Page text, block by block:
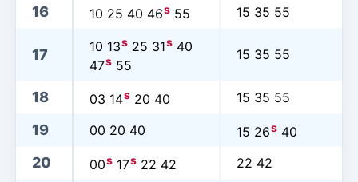
16 10 25 40 46s 55 15 35 55
17 10 13s 25 31s 40
47s 55
15 35 55
18 03 14s 20 40 15 35 55
19 00 20 40 15 26s 40
20 00s 17s 22 42 22 42